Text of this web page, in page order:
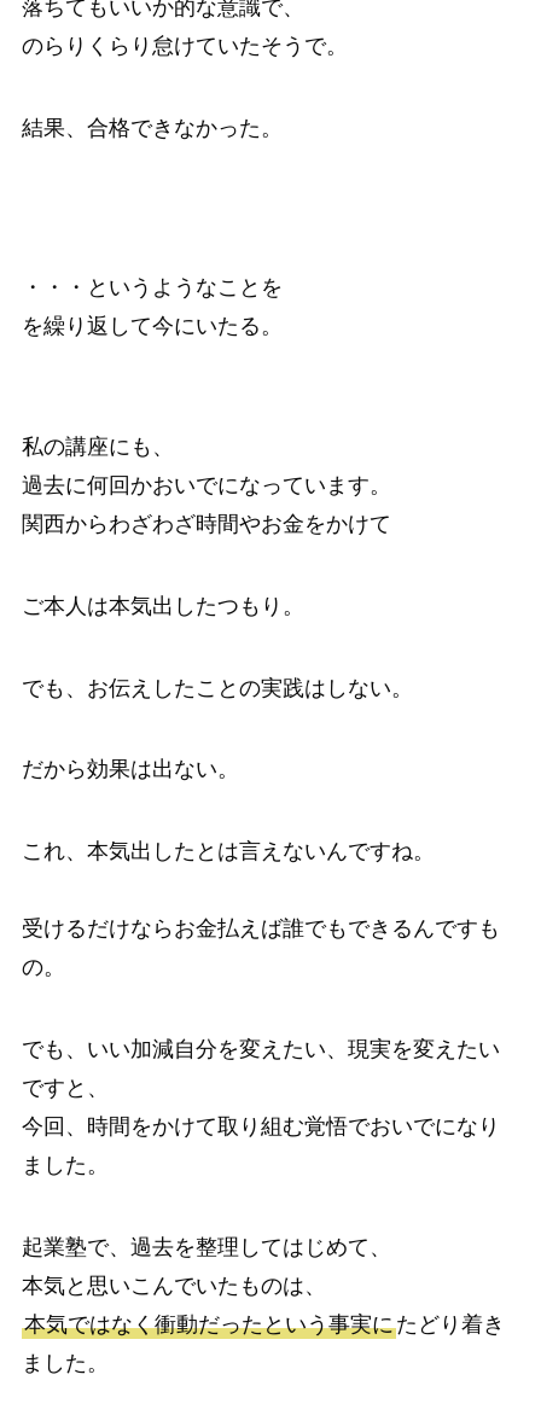
落ちてもいいか的な意識で、
のらりくらり怠けていたそうで。
結果、合格できなかった。
・・・というようなことを
を繰り返して今にいたる。
私の講座にも、
過去に何回かおいでになっています。
関西からわざわざ時間やお金をかけて
ご本人は本気出したつもり。
でも、お伝えしたことの実践はしない。
だから効果は出ない。
これ、本気出したとは言えないんですね。
受けるだけならお金払えば誰でもできるんですも
の。
でも、いい加減自分を変えたい、現実を変えたい
ですと、
今回、時間をかけて取り組む覚悟でおいでになり
ました。
起業塾で、過去を整理してはじめて、
本気と思いこんでいたものは、
本気ではなく衝動だったという事実にたどり着き
ました。